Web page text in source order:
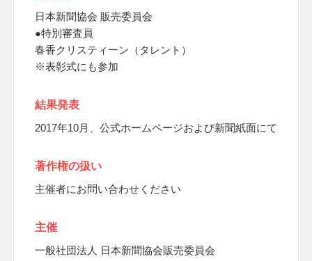
日本新聞協会 販売委員会
●特別審査員
春香クリスティーン（タレント）
※表彰式にも参加
結果発表
2017年10月、公式ホームページおよび新聞紙面にて
著作権の扱い
主催者にお問い合わせください
主催
一般社団法人 日本新聞協会販売委員会